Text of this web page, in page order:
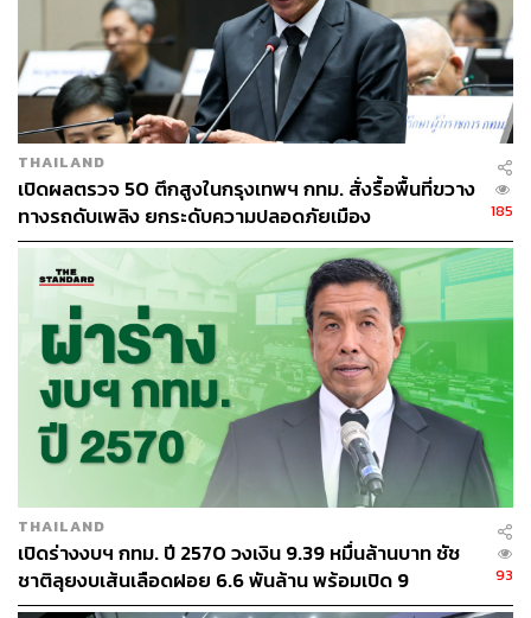
112
THE STANDARD TEAM
ABOUT THE PHOTOGRAPHER
ศวิตา พูลเสถียร
ช่างภาพข่าว ประจำสำนักข่าว THE
STANDARD
THAILAND
เปิดผลตรวจ 50 ตึกสูงในกรุงเทพฯ กทม. สั่งรื้อพื้นที่ขวาง
ทางรถดับเพลิง ยกระดับความปลอดภัยเมือง
185
THAILAND
เปิดร่างงบฯ กทม. ปี 2570 วงเงิน 9.39 หมื่นล้านบาท ชัช
ชาติลุยงบเส้นเลือดฝอย 6.6 พันล้าน พร้อมเปิด 9
ยุทธศาสตร์พัฒนาเมือง
93